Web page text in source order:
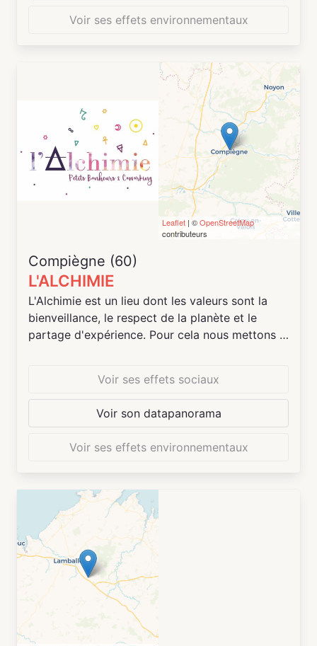
Voir ses effets environnementaux
Leaflet| ©OpenStreetMap
contributeurs
Compiègne (60)
L'ALCHIMIE
L'Alchimie est un lieu dont les valeurs sont la
bienveillance, le respect de la planète et le
partage d'expérience. Pour cela nous mettons à
possibilité de privatiser notre grande salle de 66
m². Nous proposons une petite restauration
végétarienne le midi et salon de thé le reste de
partagée. Nous accueillons des expositions de
petite boutique éphémère. Nous organisons des
soirées thématiques (ciné-échanges, karaoké,
concerts, théâtre, découverte de pratiques,
cercles de chant...). Nous hébergeons une
épicerie autogérée ainsi qu'un repair café. Des
cours d'anglais pour les enfants, de l'éveil
musical, de la méditation sont proposés
régulièrement par des entreprises et
associations. Nous accueillons gratuitement une
association étudiante les dimanches après-midi.
Voir ses effets sociaux
Voir son datapanorama
Voir ses effets environnementaux